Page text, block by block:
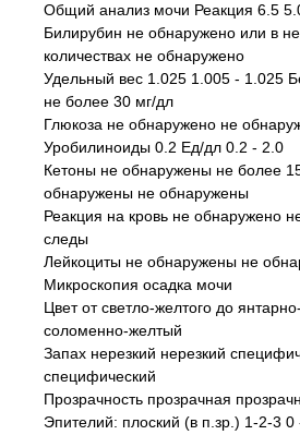
Общий анализ мочи Реакция 6.5
Билирубин не обнаружено или в
количествах не обнаружено
Удельный вес 1.025 1.005 - 1.025
не более 30 мг/дл
Глюкоза не обнаружено не
Уробилиноиды 0.2 Ед/дл 0.2 - 2.0
Кетоны не обнаружены не более
обнаружены не обнаружены
Реакция на кровь не обнаружено
следы
Лейкоциты не обнаружены не
Микроскопия осадка мочи
Цвет от светло-желтого до
соломенно-желтый
Запах нерезкий нерезкий
специфический
Прозрачность прозрачная
Эпителий: плоский (в п.зр.) 1-2-3 0